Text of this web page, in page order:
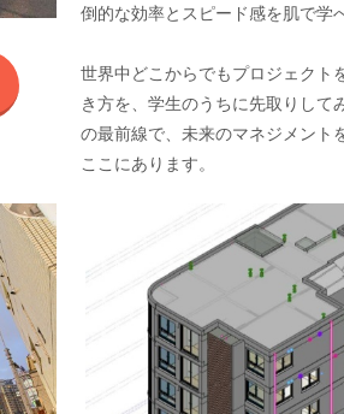
倒的な効率とスピード感を肌で学
世界中どこからでもプロジェクト
き方を、学生のうちに先取りして
の最前線で、未来のマネジメント
ここにあります。